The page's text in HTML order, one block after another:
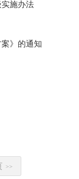
施办法
》的通知
>>